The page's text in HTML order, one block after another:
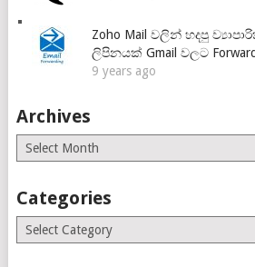
Zoho Mail වලින් හදපු
ලිපිනයක් Gmail වලට
9 years ago
Archives
Archives
Categories
Categories